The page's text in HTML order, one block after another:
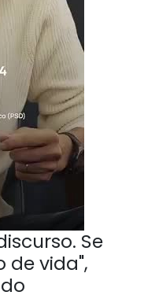
Se
de vida",